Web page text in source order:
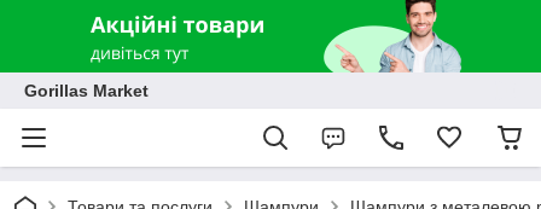
Gorillas Market